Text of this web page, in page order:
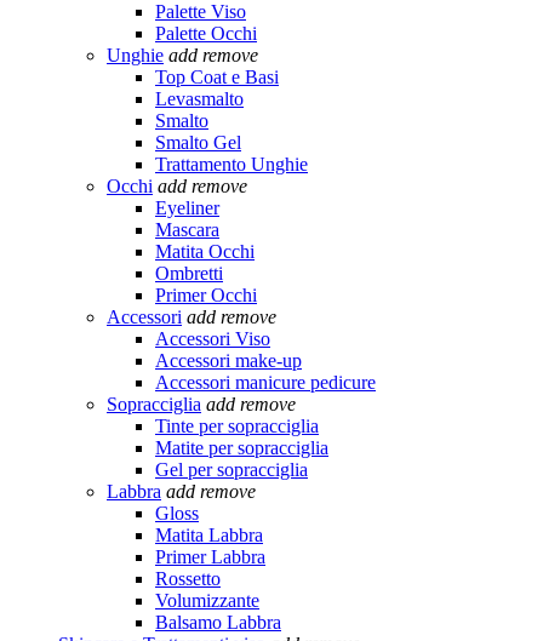
Palette Viso
Palette Occhi
Unghie add remove
Top Coat e Basi
Levasmalto
Smalto
Smalto Gel
Trattamento Unghie
Occhi add remove
Eyeliner
Mascara
Matita Occhi
Ombretti
Primer Occhi
Accessori add remove
Accessori Viso
Accessori make-up
Accessori manicure pedicure
Sopracciglia add remove
Tinte per sopracciglia
Matite per sopracciglia
Gel per sopracciglia
Labbra add remove
Gloss
Matita Labbra
Primer Labbra
Rossetto
Volumizzante
Balsamo Labbra